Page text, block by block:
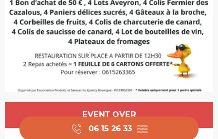
Opening hours & contact details
EVENT OVER
06 15 26 33 ▒▒